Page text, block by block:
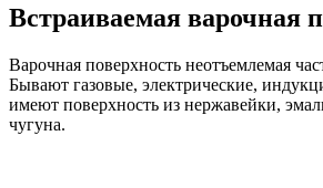
Встраиваемая варочная
Варочная поверхность неотъемлемая
Бывают газовые, электрические,
имеют поверхность из нержавейки,
чугуна.